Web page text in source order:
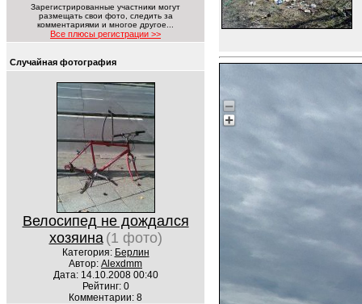
Зарегистрированные участники могут
размещать свои фото, следить за
комментариями и многое другое...
Все плюсы регистрации >>
Случайная фотография
Велосипед не дождался
хозяина (1 фото)
Категория: Берлин
Автор: Alexdmm
Дата: 14.10.2008 00:40
Рейтинг: 0
Комментарии: 8